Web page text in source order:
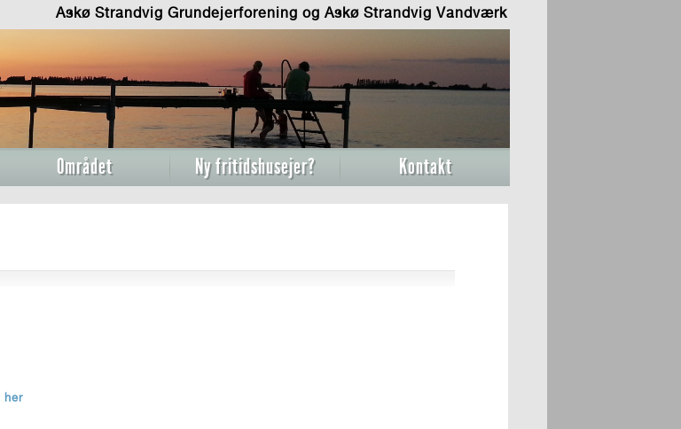
Askø Strandvig Grundejerforening og Askø Strandvig Vandværk
Området Ny fritidshusejer? Kontakt
her